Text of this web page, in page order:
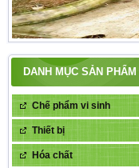
DANH MỤC SẢN PHẨM
Chế phẩm vi sinh
Thiết bị
Hóa chất